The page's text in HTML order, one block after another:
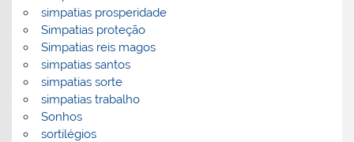
simpatias prosperidade
Simpatias proteção
Simpatias reis magos
simpatias santos
simpatias sorte
simpatias trabalho
Sonhos
sortilégios